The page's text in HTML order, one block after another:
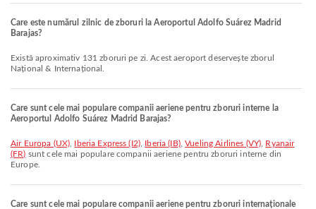
Care este numărul zilnic de zboruri la Aeroportul Adolfo Suárez Madrid
Barajas?
Există aproximativ 131 zboruri pe zi. Acest aeroport deservește zborul
Național & Internațional.
Care sunt cele mai populare companii aeriene pentru zboruri interne la
Aeroportul Adolfo Suárez Madrid Barajas?
Air Europa (UX) Iberia Express (I2) Iberia (IB),Vueling Airlines (VY) Ryanair
(FR) sunt cele mai populare companii aeriene pentru zboruri interne din
Europe.
Care sunt cele mai populare companii aeriene pentru zboruri internaționale